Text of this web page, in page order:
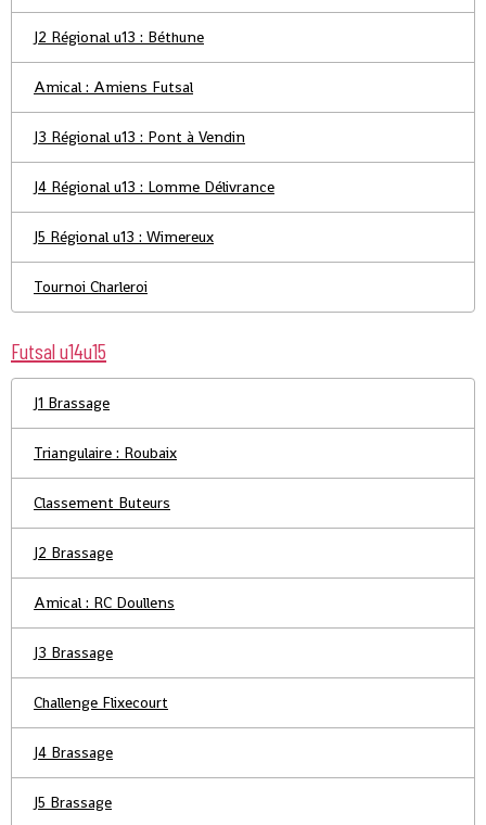
J2 Régional u13 : Béthune
Amical : Amiens Futsal
J3 Régional u13 : Pont à Vendin
J4 Régional u13 : Lomme Délivrance
J5 Régional u13 : Wimereux
Tournoi Charleroi
Futsal u14u15
J1 Brassage
Triangulaire : Roubaix
Classement Buteurs
J2 Brassage
Amical : RC Doullens
J3 Brassage
Challenge Flixecourt
J4 Brassage
J5 Brassage